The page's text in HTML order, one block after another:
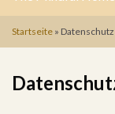
Startseite » Datenschutz